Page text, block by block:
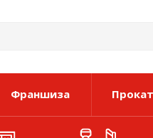
Франшиза Прокат